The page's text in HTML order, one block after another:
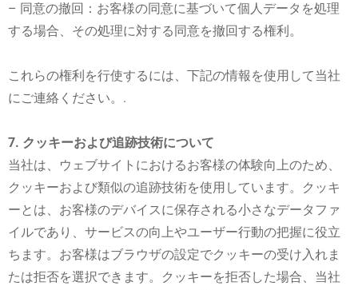
– 同意の撤回：お客様の同意に基づいて個人データを処理
する場合、その処理に対する同意を撤回する権利。
これらの権利を行使するには、下記の情報を使用して当社
にご連絡ください。.
7. クッキーおよび追跡技術について
当社は、ウェブサイトにおけるお客様の体験向上のため、
クッキーおよび類似の追跡技術を使用しています。クッキ
ーとは、お客様のデバイスに保存される小さなデータファ
イルであり、サービスの向上やユーザー行動の把握に役立
ちます。お客様はブラウザの設定でクッキーの受け入れま
たは拒否を選択できます。クッキーを拒否した場合、当社